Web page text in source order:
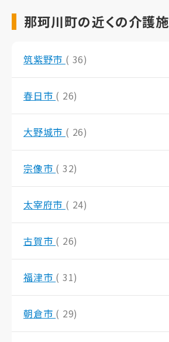
那珂川町の近くの介護
筑紫野市 ( 36)
春日市 ( 26)
大野城市 ( 26)
宗像市 ( 32)
太宰府市 ( 24)
古賀市 ( 26)
福津市 ( 31)
朝倉市 ( 29)